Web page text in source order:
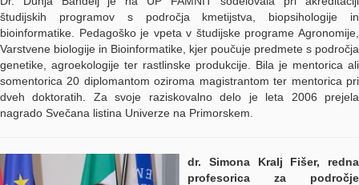
študijskih programov s področja kmetijstva, biopsihologije in
bioinformatike. Pedagoško je vpeta v študijske programe Agronomije,
Varstvene biologije in Bioinformatike, kjer poučuje predmete s področja
genetike, agroekologije ter rastlinske produkcije. Bila je mentorica ali
somentorica 20 diplomantom oziroma magistrantom ter mentorica pri
dveh doktoratih. Za svoje raziskovalno delo je leta 2006 prejela
nagrado Svečana listina Univerze na Primorskem.
dr. Simona Kralj Fišer, redna
profesorica za področje